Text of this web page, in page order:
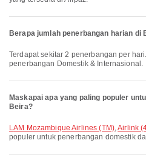
Berapa jumlah penerbangan harian di
Terdapat sekitar 2 penerbangan per hari. Bandara ini melayani
penerbangan Domestik & Internasional.
Maskapai apa yang paling populer
Beira?
LAM Mozambique Airlines (TM),Airlink
populer untuk penerbangan domestik